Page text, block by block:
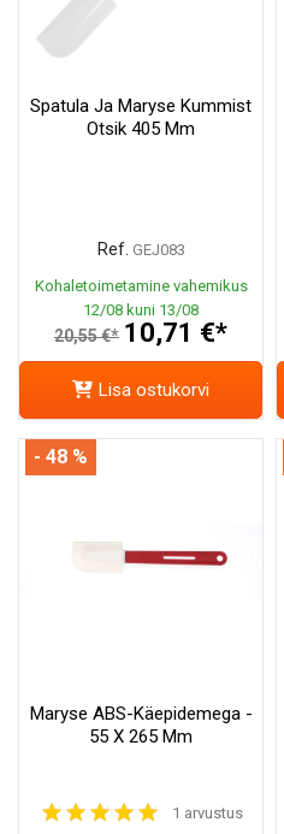
Spatula Ja Maryse Kummist
Otsik 405 Mm
Ref. GEJ083
Kohaletoimetamine vahemikus
12/08 kuni 13/08
20,55 €* 10,71 €*
Lisa ostukorvi
Maryse ABS-Käepidemega -
55 X 265 Mm
1 arvustus
- 48 %